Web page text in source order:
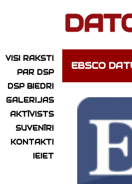
VISI RAKSTI
PAR DSP
DSP BIEDRI
GALERIJAS
AKTĪVISTS
SUVENĪRI
KONTAKTI
IEIET
EBSCO